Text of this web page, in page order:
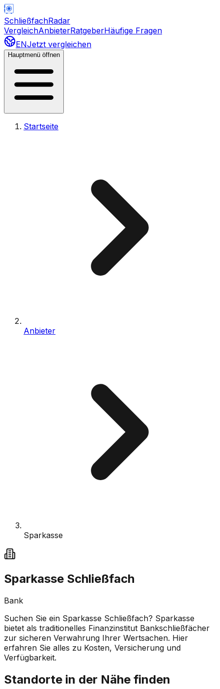
SchließfachRadar
VergleichAnbieterRatgeberHäufige Fragen
ENJetzt vergleichen
Hauptmenü öffnen
Startseite
Anbieter
Sparkasse
Sparkasse Schließfach
Bank
Suchen Sie ein Sparkasse Schließfach? Sparkasse
bietet als traditionelles Finanzinstitut Bankschließfächer
zur sicheren Verwahrung Ihrer Wertsachen. Hier
erfahren Sie alles zu Kosten, Versicherung und
Verfügbarkeit.
Standorte in der Nähe finden